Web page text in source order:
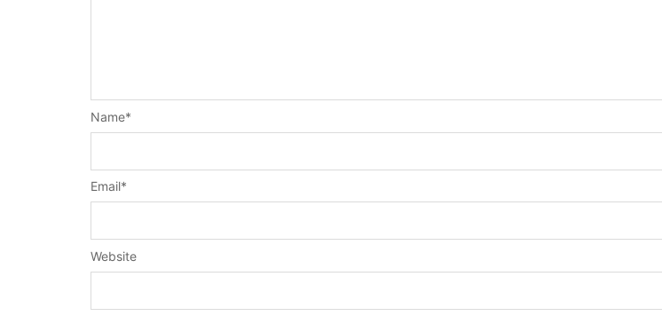
Name*
Email*
Website